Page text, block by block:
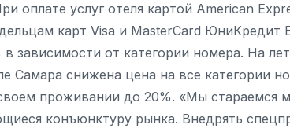
оплате услуг отеля картой American
карт Visa и MasterCard ЮниКредит
в зависимости от категории номера. На
снижена цена на все категории
проживании до 20%. «Мы стараемся
конъюнктуру рынка. Внедрять